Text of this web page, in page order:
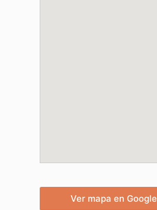
Ver mapa en Google